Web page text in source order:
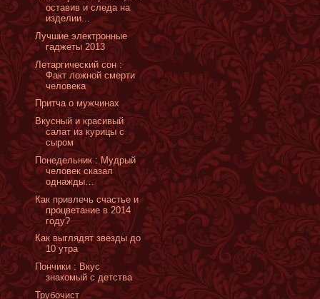
оставив и следа на
изделии...
Лучшие электронные
гаджеты 2013
Летаргический сон :
Факт ложной смерти
человека
Притча о мужчинах
Вкусный и красивый
салат из курицы с
сыром
Понедельник : Мудрый
человек сказал
однажды…
Как привлечь счастье и
процветание в 2014
году?
Как выглядят звезды до
10 утра
Пончики : Вкус
знакомый с детства
Трубочист